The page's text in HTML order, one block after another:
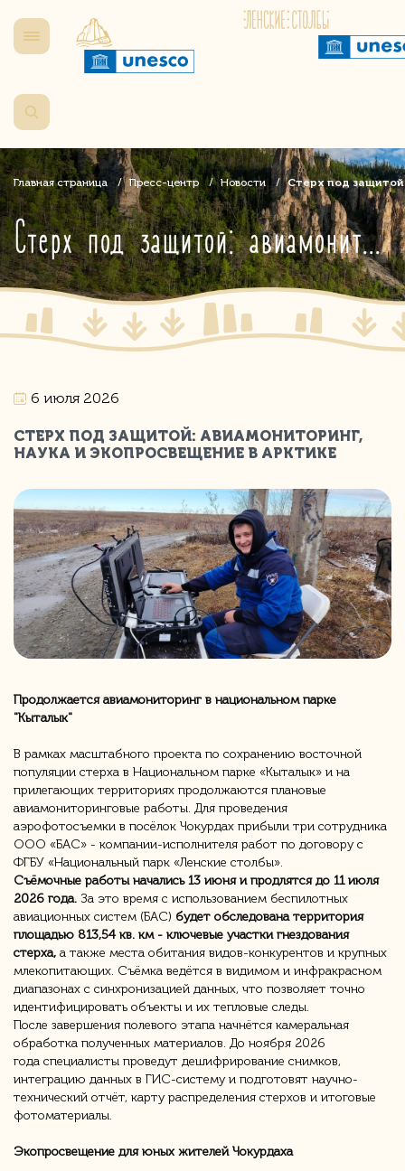
Главная страница Пресс-центр Новости Стерх под
Стерх под защитой: авиамониторинг, наука и экопросвещение в Арктике
6 июля 2026
СТЕРХ ПОД ЗАЩИТОЙ: АВИАМОНИТОРИНГ,
НАУКА И ЭКОПРОСВЕЩЕНИЕ В АРКТИКЕ
Продолжается авиамониторинг в национальном парке
"Кыталык"
В рамках масштабного проекта по сохранению восточной
популяции стерха в Национальном парке «Кыталык» и на
прилегающих территориях продолжаются плановые
авиамониторинговые работы. Для проведения
аэрофотосъемки в посёлок Чокурдах прибыли три сотрудника
ООО «БАС» - компании-исполнителя работ по договору с
ФГБУ «Национальный парк «Ленские столбы».
Съёмочные работы начались 13 июня и продлятся до 11 июля
2026 года. За это время с использованием беспилотных
авиационных систем (БАС) будет обследована территория
площадью 813,54 кв. км - ключевые участки гнездования
стерха, а также места обитания видов-конкурентов и крупных
млекопитающих. Съёмка ведётся в видимом и инфракрасном
диапазонах с синхронизацией данных, что позволяет точно
идентифицировать объекты и их тепловые следы.
После завершения полевого этапа начнётся камеральная
обработка полученных материалов. До ноября 2026
года специалисты проведут дешифрирование снимков,
интеграцию данных в ГИС-систему и подготовят научно-
технический отчёт, карту распределения стерхов и итоговые
фотоматериалы.
Экопросвещение для юных жителей Чокурдаха